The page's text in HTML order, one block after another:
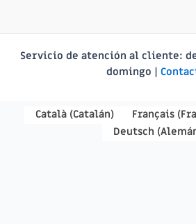
Servicio de atención al cliente:
domingo |
Català (Catalán) Français(
Deutsch (